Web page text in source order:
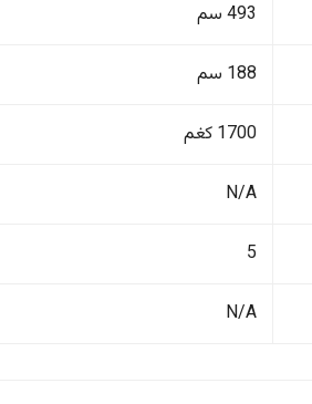
493 سم
188 سم
1700 كغم
N/A
5
N/A